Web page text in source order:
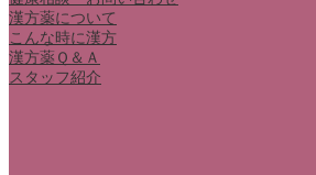
漢方薬について
こんな時に漢方
漢方薬Ｑ＆Ａ
スタッフ紹介